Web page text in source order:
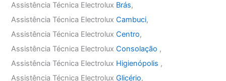
Assistência Técnica Electrolux Brás,
Assistência Técnica ElectroluxCambuci,
Assistência Técnica ElectroluxCentro,
Assistência Técnica ElectroluxConsolação ,
Assistência Técnica Electrolux Higienópolis ,
Assistência Técnica ElectroluxGlicério,